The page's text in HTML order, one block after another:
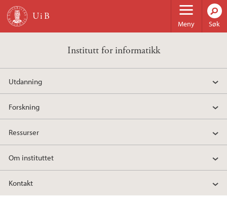
Hopp til hovedinnhold
Meny Søk
Institutt for informatikk
Utdanning
Forskning
Ressurser
Om instituttet
Kontakt